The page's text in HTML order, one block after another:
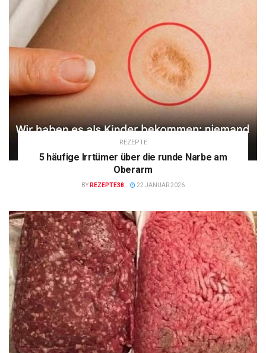
REZEPTE
5 häufige Irrtümer über die runde Narbe am
Oberarm
BY REZEPTE38 22 JANUAR 2026